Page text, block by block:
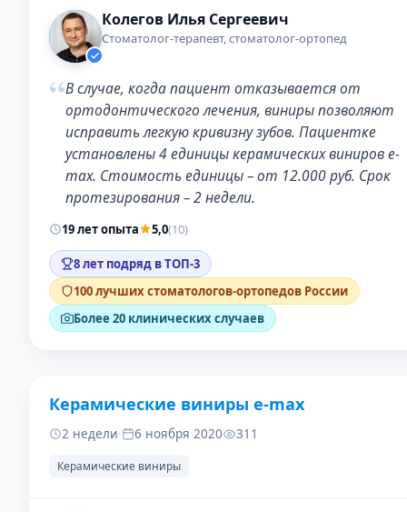
Колегов Илья Сергеевич
Стоматолог-терапевт, стоматолог-ортопед
“В случае, когда пациент отказывается от
ортодонтического лечения, виниры позволяют
исправить легкую кривизну зубов. Пациентке
установлены 4 единицы керамических виниров e-
max. Стоимость единицы – от 12.000 руб. Срок
протезирования – 2 недели.
19 лет опыта 5,0(10)
8 лет подряд в ТОП-3
100 лучших стоматологов-ортопедов России
Более 20 клинических случаев
ДО
Керамические виниры e-max
2 недели· 6 ноября 2020 311
Керамические виниры